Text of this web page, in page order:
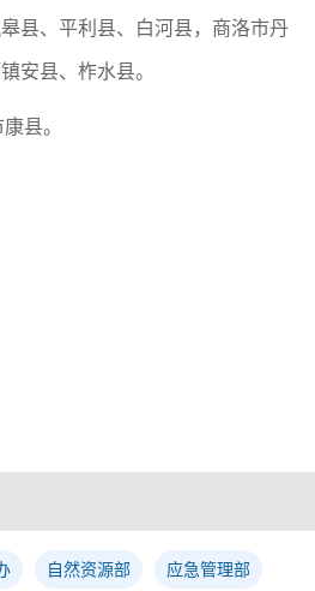
县、平利县、白河县，商洛市丹
安县、柞水县。
县。
自然资源部 应急管理部